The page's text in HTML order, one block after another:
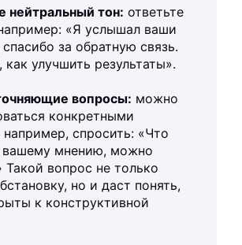
нейтральный тон: ответьте
«Я услышал ваши
за обратную связь.
улучшить результаты».
вопросы: можно
конкретными
например, спросить: «Что
вашему мнению, можно
Такой вопрос не только
но и даст понять,
к конструктивной